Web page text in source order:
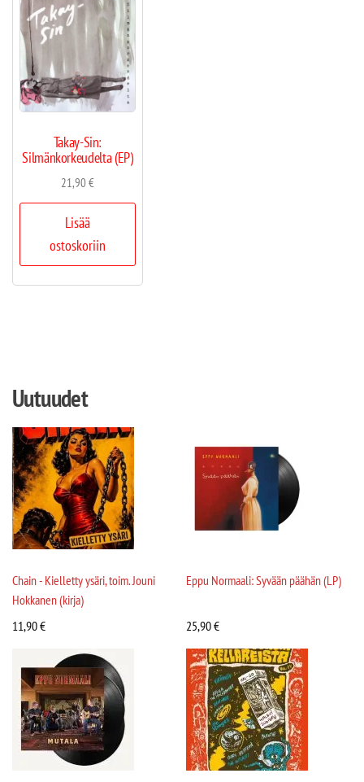
Takay-Sin:
Silmänkorkeudelta (EP)
21,90€
Lisää
ostoskoriin
Uutuudet
Chain - Kielletty ysäri, toim. Jouni
Hokkanen (kirja)
11,90€
Eppu Normaali: Syvään päähän (LP)
25,90€